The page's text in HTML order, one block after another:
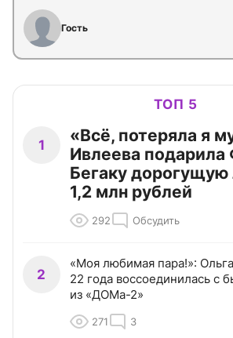
Гость
ТОП 5
1
«Всё, потеряла я
Ивлеева подарила
Бегаку дорогущую
1,2 млн рублей
292 Обсудить
2
«Моя любимая пара!»:
22 года воссоединилась с
из «ДОМа-2»
271 3